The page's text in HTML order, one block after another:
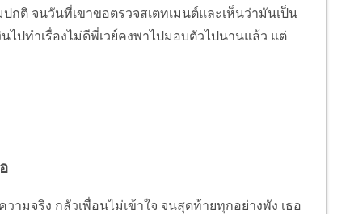
กติ จนวันที่เขาขอตรวจสเตทเมนต์และเห็นว่ามันเป็น
ไปทำเรื่องไม่ดีพี่เวย์คงพาไปมอบตัวไปนานแล้ว แต่
มจริง กลัวเพื่อนไม่เข้าใจ จนสุดท้ายทุกอย่างพัง เธอ